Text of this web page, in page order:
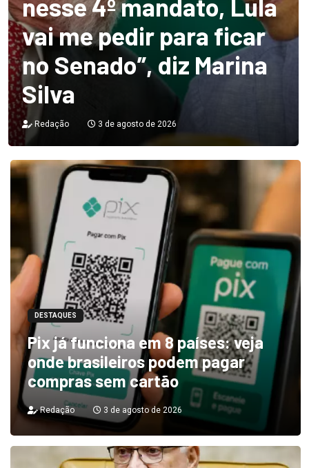
nesse 4º mandato, Lula
vai me pedir para ficar
no Senado”, diz Marina
Silva
Redação 3 de agosto de 2026
DESTAQUES
Pix já funciona em 8 países: veja
onde brasileiros podem pagar
compras sem cartão
Redação 3 de agosto de 2026